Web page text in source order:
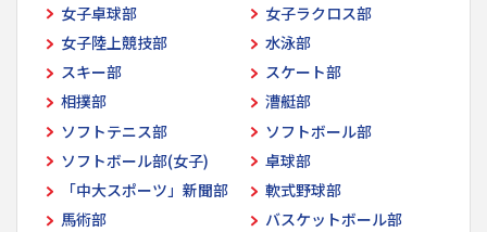
女子卓球部
女子ラクロス部
女子陸上競技部
水泳部
スキー部
スケート部
相撲部
漕艇部
ソフトテニス部
ソフトボール部
ソフトボール部(女子)
卓球部
「中大スポーツ」新聞部
軟式野球部
馬術部
バスケットボール部